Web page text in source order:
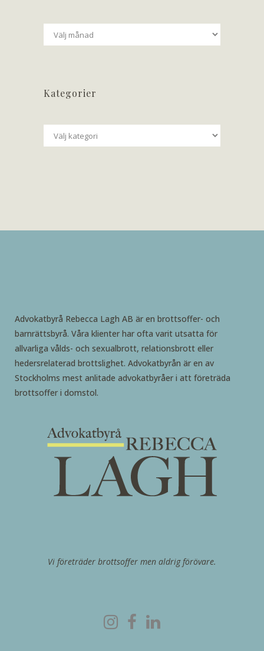
Arkiv
Kategorier
Kategorier
Advokatbyrå Rebecca Lagh AB är en brottsoffer- och
barnrättsbyrå. Våra klienter har ofta varit utsatta för
allvarliga vålds- och sexualbrott, relationsbrott eller
hedersrelaterad brottslighet. Advokatbyrån är en av
Stockholms mest anlitade advokatbyråer i att företräda
brottsoffer i domstol.
Vi företräder brottsoffer men aldrig förövare.